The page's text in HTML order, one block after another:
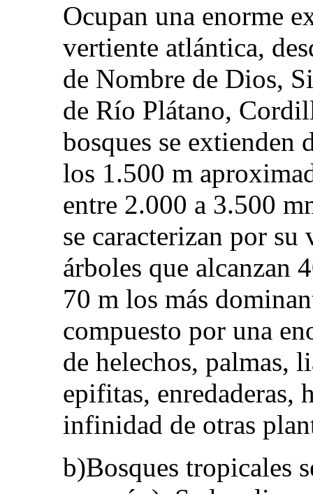
Ocupan una enorme
vertiente atlántica,
de Nombre de Dios,
de Río Plátano,
bosques se extienden
los 1.500 m
entre 2.000 a 3.500
se caracterizan por su
árboles que alcanzan
70 m los más
compuesto por una
de helechos, palmas,
epifitas, enredaderas,
infinidad de otras
b)Bosques tropicales